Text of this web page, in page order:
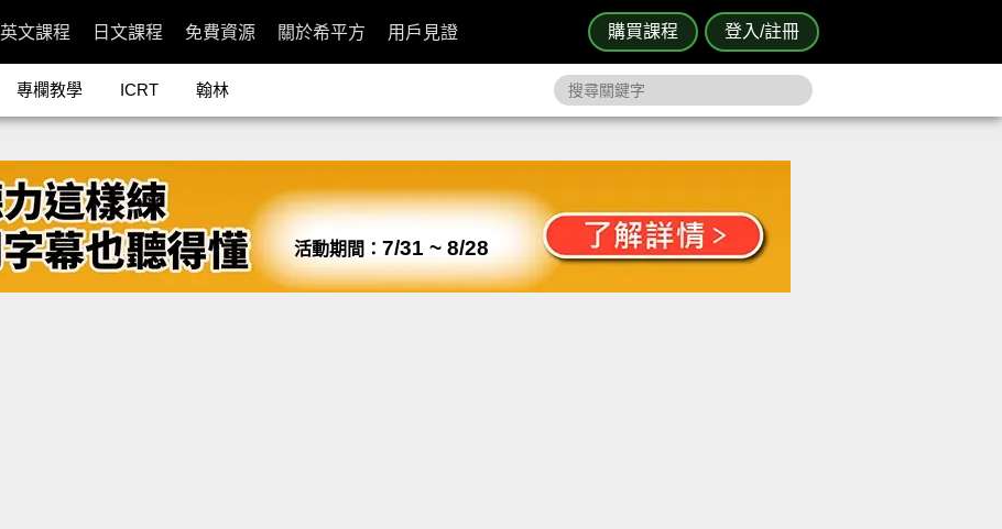
購買課程 登入/註冊
英文課程 日文課程 免費資源 關於希平方 用戶見證
專欄教學 ICRT 翰林
活動期間： 7/31 ~ 8/28